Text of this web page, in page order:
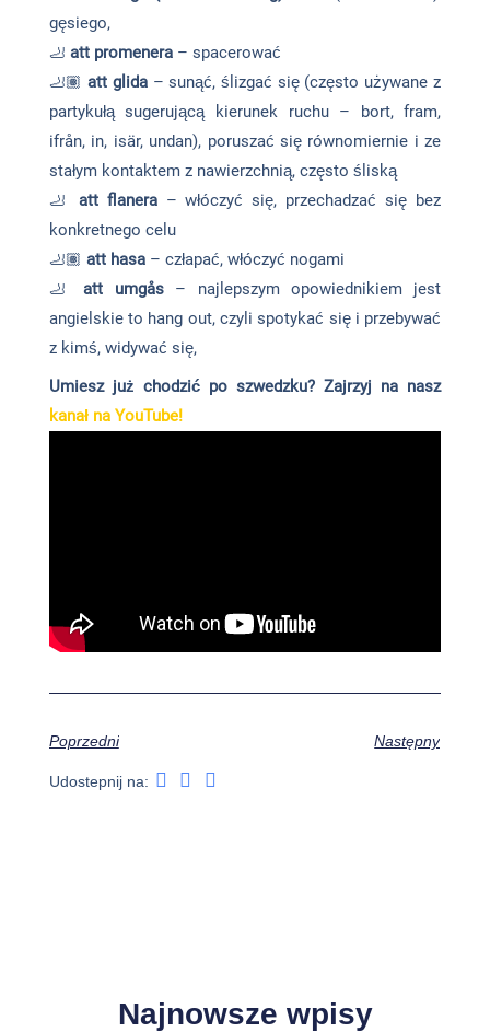
gęsiego,
🦶 att promenera – spacerować
🦶🏽att glida– sunąć, ślizgać się (często używane z
partykułą sugerującą kierunek ruchu – bort, fram,
ifrån, in, isär, undan), poruszać się równomiernie i ze
stałym kontaktem z nawierzchnią, często śliską
🦶 att flanera– włóczyć się, przechadzać się bez
konkretnego celu
🦶🏽 att hasa – człapać, włóczyć nogami
🦶att umgås– najlepszym opowiednikiem jest
angielskie to hang out, czyli spotykać się i przebywać
z kimś, widywać się,
Umiesz już chodzić po szwedzku? Zajrzyj na nasz
kanał na YouTube!
Poprzedni Następny
Udostepnij na:
Najnowsze wpisy